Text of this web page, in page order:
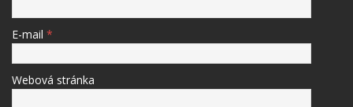
E-mail *
Webová stránka